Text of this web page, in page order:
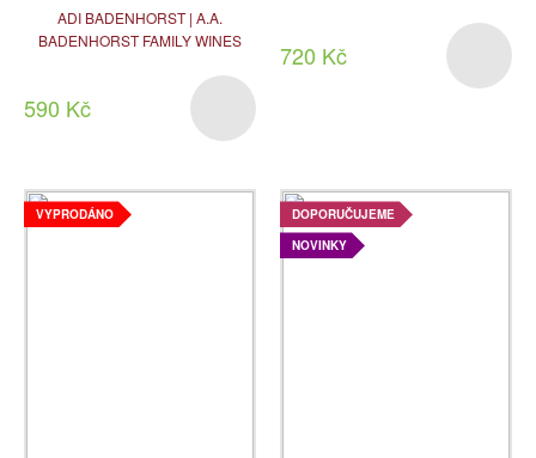
ADI BADENHORST | A.A.
BADENHORST FAMILY WINES
590 Kč
720 Kč
VYPRODÁNO
DOPORUČUJEME
NOVINKY